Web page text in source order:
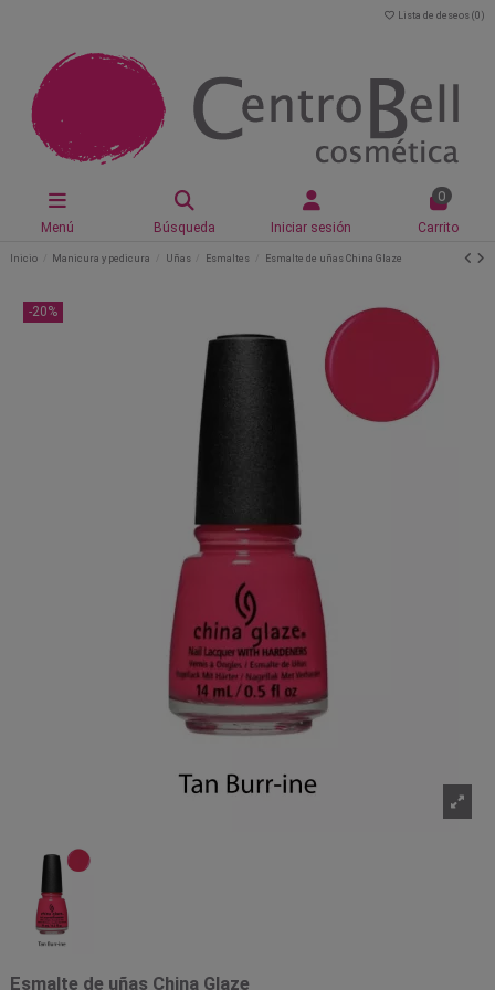
Lista de deseos (0 )
Menú Búsqueda Iniciar sesión
0
Carrito
Inicio Manicura y pedicura Uñas Esmaltes Esmalte de uñas China Glaze
-20%
Esmalte de uñas China Glaze